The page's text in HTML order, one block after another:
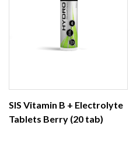
SIS Vitamin B + Electrolyte
Tablets Berry (20 tab)